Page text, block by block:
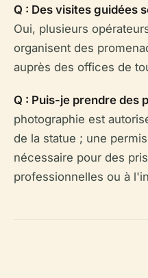
Q : Des visites guidées
Oui, plusieurs
organisent des
auprès des offices de
Q : Puis-je prendre des
photographie est
de la statue ; une
nécessaire pour des
professionnelles ou à